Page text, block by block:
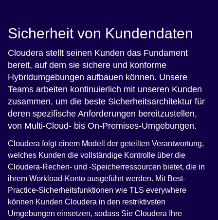
Sicherheit von Kundendaten
Cloudera stellt seinen Kunden das Fundament
bereit, auf dem sie sichere und konforme
Hybridumgebungen aufbauen können. Unsere
Teams arbeiten kontinuierlich mit unseren Kunden
zusammen, um die beste Sicherheitsarchitektur für
deren spezifische Anforderungen bereitzustellen,
von Multi-Cloud- bis On-Premises-Umgebungen.
Cloudera folgt einem Modell der geteilten Verantwortung,
welches Kunden die vollständige Kontrolle über die
Cloudera-Rechen- und -Speicherressourcen bietet, die in
ihrem Workload-Konto ausgeführt werden. Mit Best-
Practice-Sicherheitsfunktionen wie TLS everywhere
können Kunden Cloudera in den restriktivsten
Umgebungen einsetzen, sodass Sie Cloudera Ihre